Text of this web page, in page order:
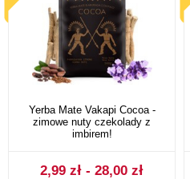
Yerba Mate Vakapi Cocoa -
zimowe nuty czekolady z
imbirem!
2,99 zł - 28,00 zł